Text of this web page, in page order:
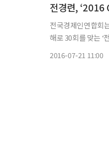
전경련, ‘2016
전국경제인연합회
해로 30회를 맞는 ‘
2016-07-21 11:00